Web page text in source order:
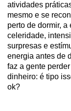
atividades
mesmo e se
perto de dormir,
celeridade,
surpresas e
energia antes de
faz a gente
dinheiro: é tipo
ok?